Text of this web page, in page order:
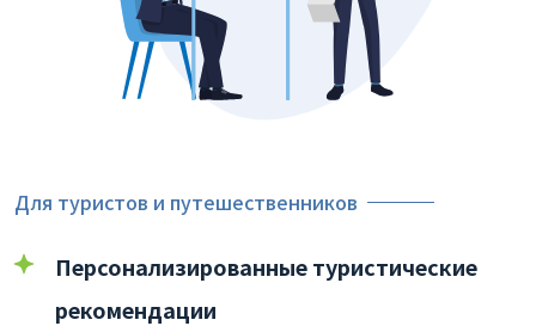
Для туристов и путешественников
Персонализированные туристические
рекомендации